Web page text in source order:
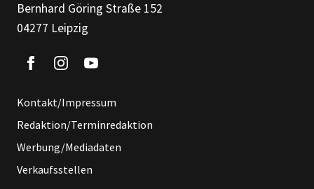
Bernhard Göring Straße 152
04277 Leipzig
Kontakt/Impressum
Redaktion/Terminredaktion
Werbung/Mediadaten
Verkaufsstellen